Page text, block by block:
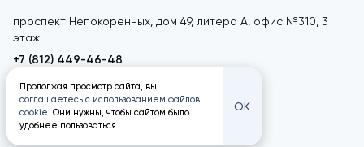
проспект Непокоренных, дом 49, литера А, офис №310, 3
этаж
+7 (812) 449-46-48
Продолжая просмотр сайта, вы
соглашаетесь с использованием файлов
cookie. Они нужны, чтобы сайтом было
удобнее пользоваться.
ОК